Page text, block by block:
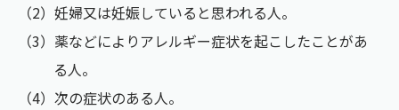
（2）妊婦又は妊娠していると思われる人。
（3）薬などによりアレルギー症状を起こしたことがあ
る人。
（4）次の症状のある人。